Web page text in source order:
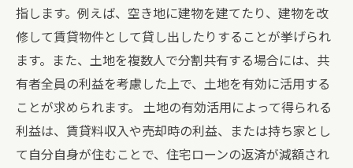
指します。例えば、空き地に建物を建てたり、建物を改
修して賃貸物件として貸し出したりすることが挙げられ
ます。また、土地を複数人で分割共有する場合には、共
有者全員の利益を考慮した上で、土地を有効に活用する
ことが求められます。 土地の有効活用によって得られる
利益は、賃貸料収入や売却時の利益、または持ち家とし
て自分自身が住むことで、住宅ローンの返済が減額され